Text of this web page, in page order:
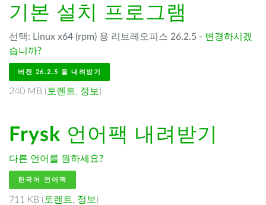
기본 설치 프로그램
선택: Linux x64 (rpm) 용 리브레오피스 26.2.5 - 변경하시겠
습니까?
버전 26.2.5 을 내려받기
240 MB ( 토렌트, 정보 )
Frysk 언어팩 내려받기
다른 언어를 원하세요?
한국어 언어팩
711 KB ( 토렌트, 정보 )